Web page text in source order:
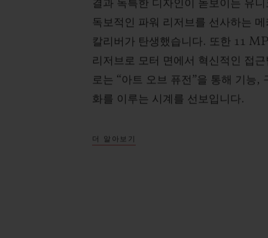
결과 독특한 디자인이 돋보이는 유
독보적인 파워 리저브를 선사하는
칼리버가 탄생했습니다. 또한 11
리저브로 모터 면에서 혁신적인 접
로는 “아트 오브 퓨전”을 통해 기능,
화를 이루는 시계를 선보입니다.
더 알아보기